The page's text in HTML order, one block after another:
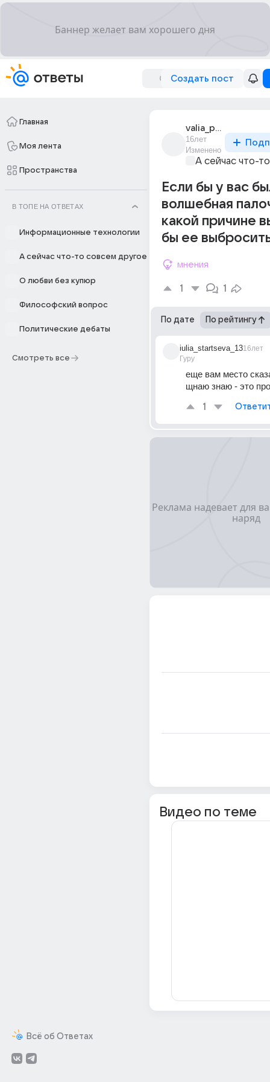
Создать пост
Главная
Моя лента
Пространства
В ТОПЕ НА ОТВЕТАХ
Информационные технологии
А сейчас что-то совсем другое
О любви без купюр
Философский вопрос
Политические дебаты
Смотреть все
Всё об Ответах
valia_petrova_11
16лет
Изменено
А сейчас что-
Если бы у вас
волшебная
какой причине
бы ее
мнения
1 1
По дате По рейтингу
iulia_startseva_13
Гуру
16лет
еще вам место
щнаю знаю - это
1
Видео по теме